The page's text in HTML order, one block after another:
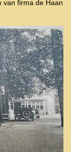
van firma de Haan